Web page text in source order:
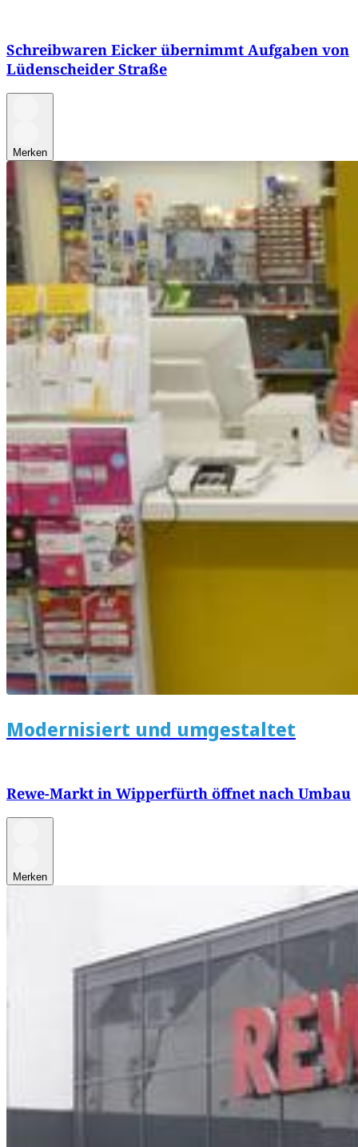
Schreibwaren Eicker übernimmt Aufgaben von
Lüdenscheider Straße
Merken
Modernisiert und umgestaltet
Rewe-Markt in Wipperfürth öffnet nach Umbau
Merken